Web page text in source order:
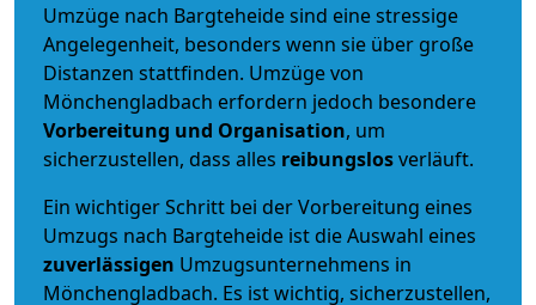
Umzüge nach Bargteheide sind eine stressige
Angelegenheit, besonders wenn sie über große
Distanzen stattfinden. Umzüge von
Mönchengladbach erfordern jedoch besondere
Vorbereitung und Organisation, um
sicherzustellen, dass alles reibungslosverläuft.
Ein wichtiger Schritt bei der Vorbereitung eines
Umzugs nach Bargteheide ist die Auswahl eines
zuverlässigen Umzugsunternehmens in
Mönchengladbach. Es ist wichtig, sicherzustellen,